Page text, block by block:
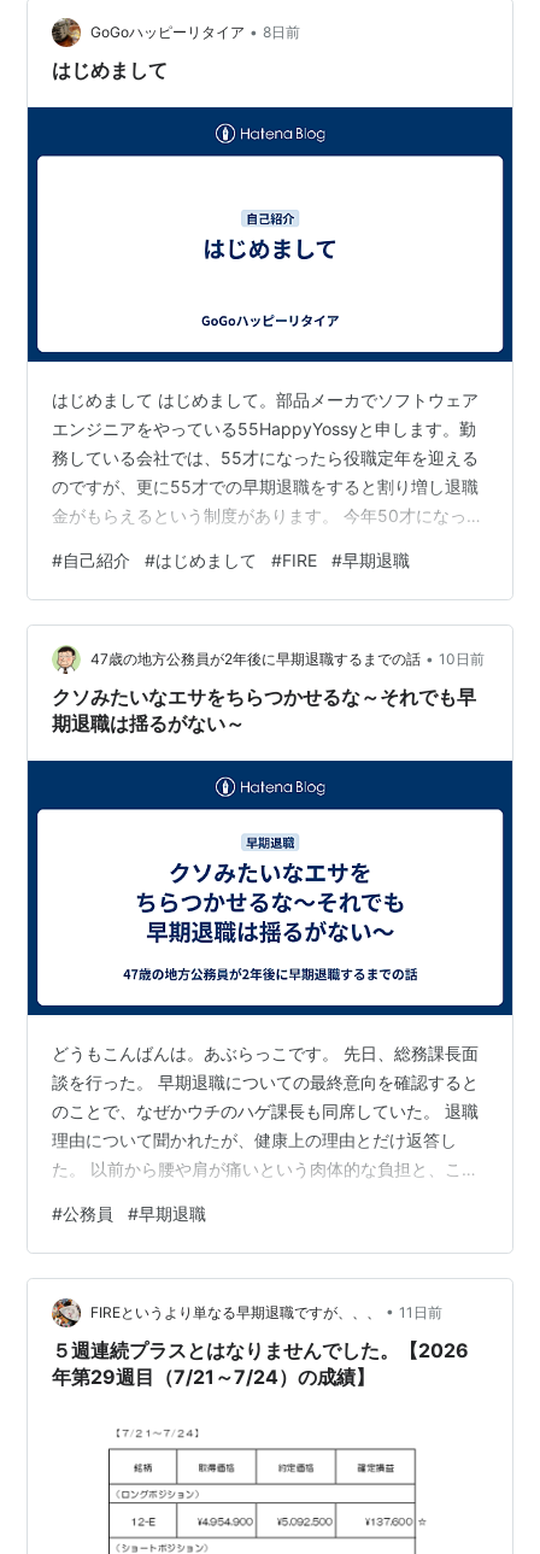
りました。 職務経歴書とは、自分がこれまで何をしてき
たかを相手に伝えるた…
GoGoハッピーリタイア • 8日前
はじめまして
はじめまして はじめまして。部品メーカでソフトウェア
エンジニアをやっている55HappyYossyと申します。勤
務している会社では、55才になったら役職定年を迎える
のですが、更に55才での早期退職をすると割り増し退職
金がもらえるという制度があります。 今年50才になった
の勉強会がありました。 老後を意識し始めて 勉強会は、
お金や雇用の説明だけではなく、定年後のキャリアにつ
いて考える良い内容だったのですが、改めて老後を考え
始めてしまいました。 これまでほとんど気にしていなく
て、この身をほぼ会社に捧げてきたのですが、そろそろ
自分のため家族のため…
#自己紹介 #はじめまして #FIRE #早期退職
47歳の地方公務員が2年後に早期退職するまでの話 • 10日前
クソみたいなエサをちらつかせるな～それでも早
期退職は揺るがない～
どうもこんばんは。あぶらっこです。 先日、総務課長面
談を行った。 早期退職についての最終意向を確認すると
のことで、なぜかウチのハゲ課長も同席していた。 退職
理由について聞かれたが、健康上の理由とだけ返答し
た。 以前から腰や肩が痛いという肉体的な負担と、この
させられたことによる精神的な負担と両方ですと詳しく
説明したかったが、それを言ったところで対処してくれ
る訳でもない。 すると総務課長は「来年度には負担の軽
い部署に異動するとしたらどうかな？早期退職は撤回す
るのかな？」と提案してきた。 被せるようにハゲ課長も
「君に辞められたら組織の損失が大きいから…
#公務員 #早期退職
FIREというより単なる早期退職ですが、、、 • 11日前
５週連続プラスとはなりませんでした。【2026
年第29週目（7/21～7/24）の成績】